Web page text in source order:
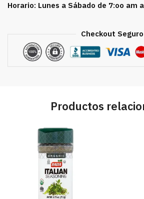
cantidad
Horario: Lunes a Sábado de 7:oo am
Checkout Seguro
Productos